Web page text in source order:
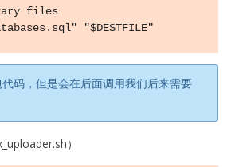
files
"$DESTFILE"
码，但是会在后面调用我们后来需要
）